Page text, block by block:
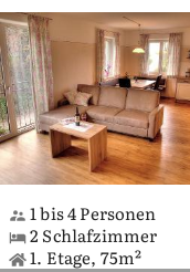
1 bis 4 Personen
2 Schlafzimmer
1. Etage, 75m²